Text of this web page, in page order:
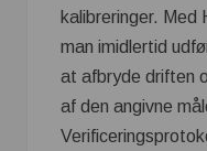
kalibreringer. Med
man imidlertid
at afbryde driften
af den angivne